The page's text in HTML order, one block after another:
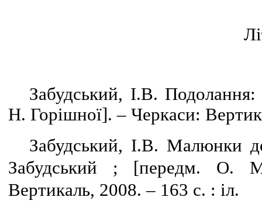
Забудський, І.В. Подолання:
Н. Горішної]. – Черкаси:
Забудський, І.В. Малюнки
Забудський ; [передм. О.
Вертикаль, 2008. – 163 с. : іл.